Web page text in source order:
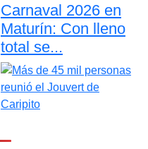
Carnaval 2026 en
Maturín: Con lleno
total se...